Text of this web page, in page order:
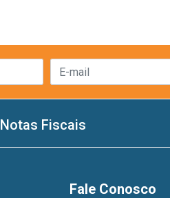
Notas Fiscais
Fale Conosco